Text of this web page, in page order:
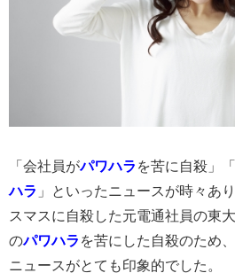
「会社員がパワハラ を苦に自殺」
ハラ 」といったニュースが時々あ
スマスに自殺した元電通社員の東
のパワハラ を苦にした自殺のため
ニュースがとても印象的でした。